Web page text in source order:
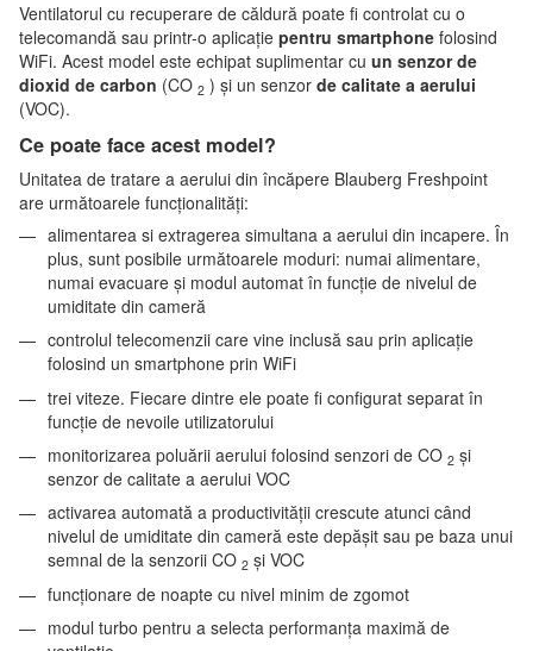
Ventilatorul cu recuperare de căldură poate fi controlat cu o
telecomandă sau printr-o aplicație pentru smartphone folosind
WiFi. Acest model este echipat suplimentar cu un senzor de
dioxid de carbon (CO 2 ) și un senzor de calitate a aerului
(VOC).
Ce poate face acest model?
Unitatea de tratare a aerului din încăpere Blauberg Freshpoint
are următoarele funcționalități:
alimentarea si extragerea simultana a aerului din incapere. În
plus, sunt posibile următoarele moduri: numai alimentare,
numai evacuare și modul automat în funcție de nivelul de
umiditate din cameră
controlul telecomenzii care vine inclusă sau prin aplicație
folosind un smartphone prin WiFi
trei viteze. Fiecare dintre ele poate fi configurat separat în
funcție de nevoile utilizatorului
monitorizarea poluării aerului folosind senzori de CO 2 și
senzor de calitate a aerului VOC
activarea automată a productivității crescute atunci când
nivelul de umiditate din cameră este depășit sau pe baza unui
semnal de la senzorii CO 2 și VOC
funcționare de noapte cu nivel minim de zgomot
modul turbo pentru a selecta performanța maximă de